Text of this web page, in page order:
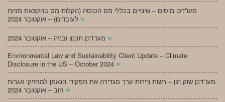
מעו”דכן מיסים – שינויים בכללי מס הכנסה (הקלות מס בהקצאת מניות
»
»
Environmental Law and Sustainability Client Update – Climate
Disclosure in the US – October 2024 »
מעו”דכן שוק הון – רשות ניירות ערך מגדירה את תפקידי הנאמן למחזיקי אגרות
»